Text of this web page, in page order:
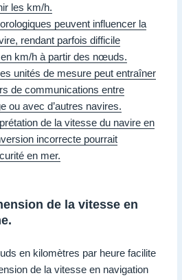
les km/h.
peuvent influencer la
rendant parfois difficile
en km/h à partir des nœuds.
unités de mesure peut entraîner
de communications entre
ou avec d’autres navires.
de la vitesse du navire en
incorrecte pourrait
en mer.
de la vitesse en
en kilomètres par heure facilite
de la vitesse en navigation